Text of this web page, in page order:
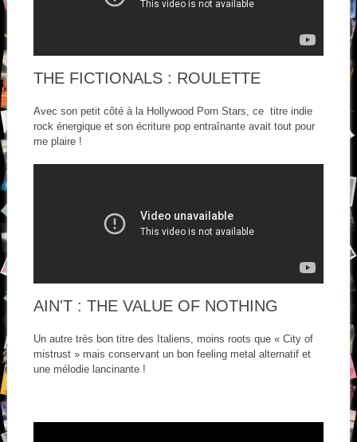
THE FICTIONALS : ROULETTE
Avec son petit côté à la Hollywood Porn Stars, ce titre indie
rock énergique et son écriture pop entraînante avait tout pour
me plaire !
AIN'T : THE VALUE OF NOTHING
Un autre très bon titre des Italiens, moins roots que « City of
mistrust » mais conservant un bon feeling metal alternatif et
une mélodie lancinante !